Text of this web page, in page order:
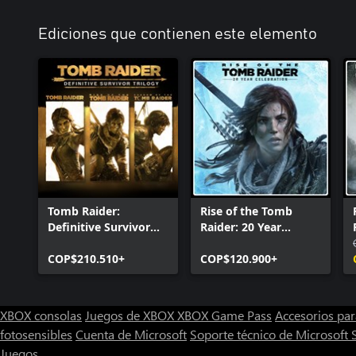
Ediciones que contienen este elemento
Tomb Raider:
Definitive Survivor
COP$210.510+
Rise of the Tomb
Raider: 20 Year
COP$120.900+
XBOX consolas Juegos de XBOXXBOX Game Pass Accesorios
fotosensibles Cuenta de Microsoft Soporte técnico de Microsoft